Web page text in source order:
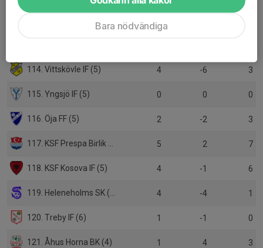
114. Vittskövle IF (5) 4 -6 3
115. Yngsjö IF (5) 0 0 0
116. Öja FF (5) 2 -2 3
117. KSF Prespa Birlik (6) 5 2 7
118. KSF Kosova IF (5) 4 -1 6
119. Heleneholms SK (5) 4 -4 1
120. Treby IF (6) 1 -1 0
121. Åhus Horna BK (4) 1 4 3
Bara nödvändiga